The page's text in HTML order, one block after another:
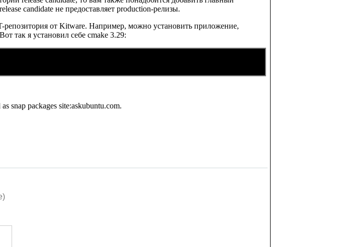
candidate не предоставляет production-релизы.
репозитория от Kitware. Например, можно установить приложение,
так я установил себе cmake 3.29:
snap packages site:askubuntu.com.